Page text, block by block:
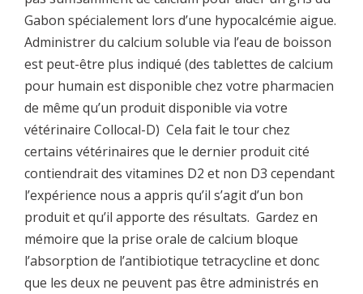
Gabon spécialement lors d’une hypocalcémie aigue.
Administrer du calcium soluble via l’eau de boisson
est peut-être plus indiqué (des tablettes de calcium
pour humain est disponible chez votre pharmacien
de même qu’un produit disponible via votre
vétérinaire Collocal-D) Cela fait le tour chez
certains vétérinaires que le dernier produit cité
contiendrait des vitamines D2 et non D3 cependant
l’expérience nous a appris qu’il s’agit d’un bon
produit et qu’il apporte des résultats. Gardez en
mémoire que la prise orale de calcium bloque
l’absorption de l’antibiotique tetracycline et donc
que les deux ne peuvent pas être administrés en